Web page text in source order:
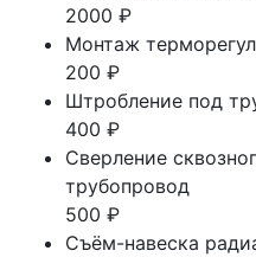
2000 ₽
Монтаж
200 ₽
Штробление под
400 ₽
Сверление
трубопровод
500 ₽
Съём-навеска